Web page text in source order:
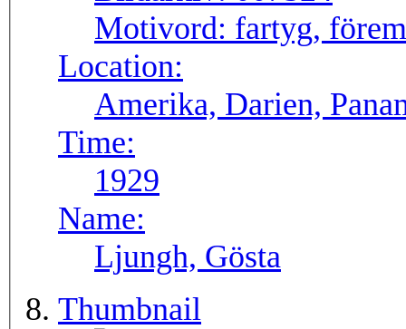
Motivord: fartyg,
Location:
Amerika, Darien,
Time:
1929
Name:
Ljungh, Gösta
Thumbnail